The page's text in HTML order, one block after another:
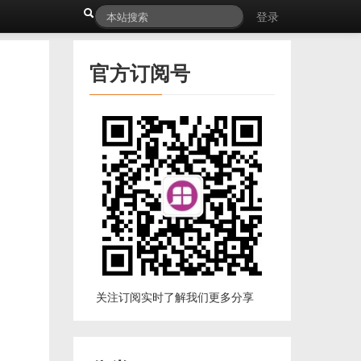
登录
官方订阅号
关注订阅实时了解我们更多分享